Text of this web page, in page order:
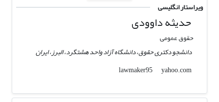
ویراستار انگلیسی
حدیثه داوودی
حقوق عمومی
دانشجو دکتری حقوق، دانشگاه آزاد واحد هشتگرد، البرز، ایران
lawmaker95
yahoo.com